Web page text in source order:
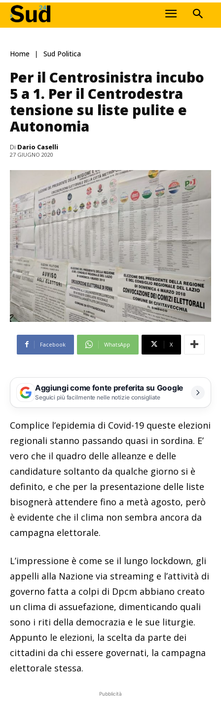
Home Sud Politica
Per il Centrosinistra incubo
5 a 1. Per il Centrodestra
tensione su liste pulite e
Autonomia
Di Dario Caselli
27 GIUGNO 2020
Facebook WhatsApp X
Aggiungi come fonte preferita su Google
Seguici più facilmente nelle notizie consigliate
Complice l’epidemia di Covid-19 queste elezioni
regionali stanno passando quasi in sordina. E’
vero che il quadro delle alleanze e delle
candidature soltanto da qualche giorno si è
definito, e che per la presentazione delle liste
bisognerà attendere fino a metà agosto, però
è evidente che il clima non sembra ancora da
campagna elettorale.
L’impressione è come se il lungo lockdown, gli
appelli alla Nazione via streaming e l’attività di
governo fatta a colpi di Dpcm abbiano creato
un clima di assuefazione, dimenticando quali
sono i riti della democrazia e le sue liturgie.
Appunto le elezioni, la scelta da parte dei
cittadini da chi essere governati, la campagna
elettorale stessa.
Pubblicità